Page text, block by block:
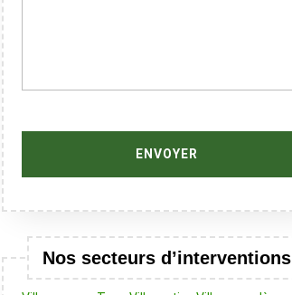
Nos secteurs d’interventions